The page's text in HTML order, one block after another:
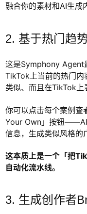
融合你的素材和AI生成
2. 基于热门趋
这是Symphony Agent
TikTok上当前的热门内
类似、而且在TikTok上
你可以点击每个案例
Your Own」按钮——AI
信息，生成类似风格的
这本质上是一个「把
自动化流水线。
3. 生成创作者